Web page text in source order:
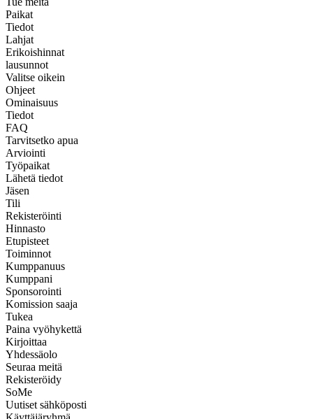
Paikat
Tiedot
Lahjat
Erikoishinnat
lausunnot
Valitse oikein
Ohjeet
Ominaisuus
Tiedot
FAQ
Tarvitsetko apua
Arviointi
Työpaikat
Lähetä tiedot
Jäsen
Tili
Rekisteröinti
Hinnasto
Etupisteet
Toiminnot
Kumppanuus
Kumppani
Sponsorointi
Komission saaja
Tukea
Paina vyöhykettä
Kirjoittaa
Yhdessäolo
Seuraa meitä
Rekisteröidy
SoMe
Uutiset sähköposti